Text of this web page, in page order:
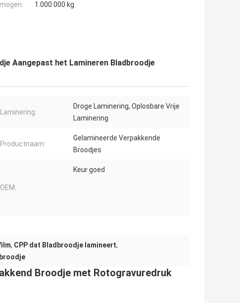
1.000.000 kg
Aangepast het Lamineren Bladbroodje
Laminering:
Droge Laminering, Oplosbare Vrije
Laminering
Productnaam:
Gelamineerde Verpakkende
Broodjes
OEM:
Keur goed
, CPP dat Bladbroodje lamineert,
Broodje met Rotogravuredruk